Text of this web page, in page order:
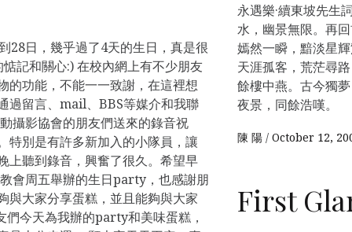
28日，幾乎過了4天的生日，真是很
記和關心:) 在校內網上有不少朋友
的功能，不能一一致謝，在這裡想
過留言、mail、BBS等媒介和我聯
攝影協會的朋友們送來的錄音祝
特別是有許多新加入的小隊員，讓
上聽到錄音，興奮了很久。希望早
會周五舉辦的生日party，也感謝朋
與大家分享蛋糕，並且能夠與大家
們今天為我辦的party和美味蛋糕，
永遇樂·續東坡先生
水，幽景無限。再
嫣然一瞬，黯淡星
天涯孤客，荒茫尋
餘樓中燕。古今獨
夜景，同餘浩嘆。
陳 陽 October 12,
First